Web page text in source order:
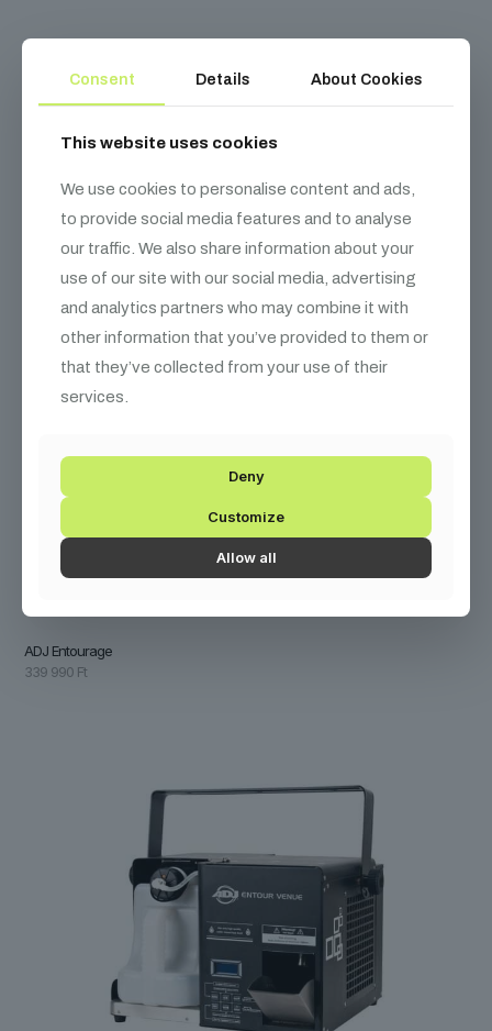
Kapcsolódótermékek
ADJ Entourage
339 990 Ft
Consent Details About Cookies
This website uses cookies
We use cookies to personalise content and ads,
to provide social media features and to analyse
our traffic. We also share information about your
use of our site with our social media, advertising
and analytics partners who may combine it with
other information that you’ve provided to them or
that they’ve collected from your use of their
services.
Deny
Customize
Allow all